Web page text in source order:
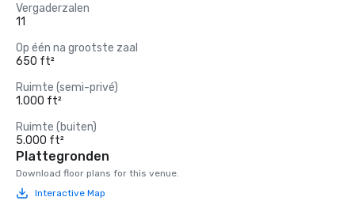
Vergaderzalen
11
Op één na grootste zaal
650 ft²
Ruimte (semi-privé)
1.000 ft²
Ruimte (buiten)
5.000 ft²
Plattegronden
Download floor plans for this venue.
Interactive Map